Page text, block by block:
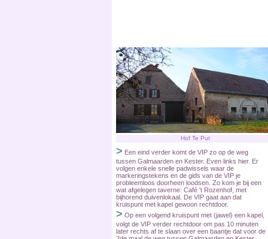
Hof Te Put
> Een eind verder komt de VIP zo op de weg
tussen Galmaarden en Kester. Even links hier. Er
volgen enkele snelle padwissels waar de
markeringstekens en de gids van de VIP je
probleemloos doorheen loodsen. Zo kom je bij een
wat afgelegen taverne: Café 't Rozenhof, met
bijhorend duivenlokaal. De VIP gaat aan dat
kruispunt met kapel gewoon rechtdoor.
> Op een volgend kruispunt met (jawel) een kapel,
volgt de VIP verder rechtdoor om pas 10 minuten
later rechts af te slaan over een baantje dat voor de